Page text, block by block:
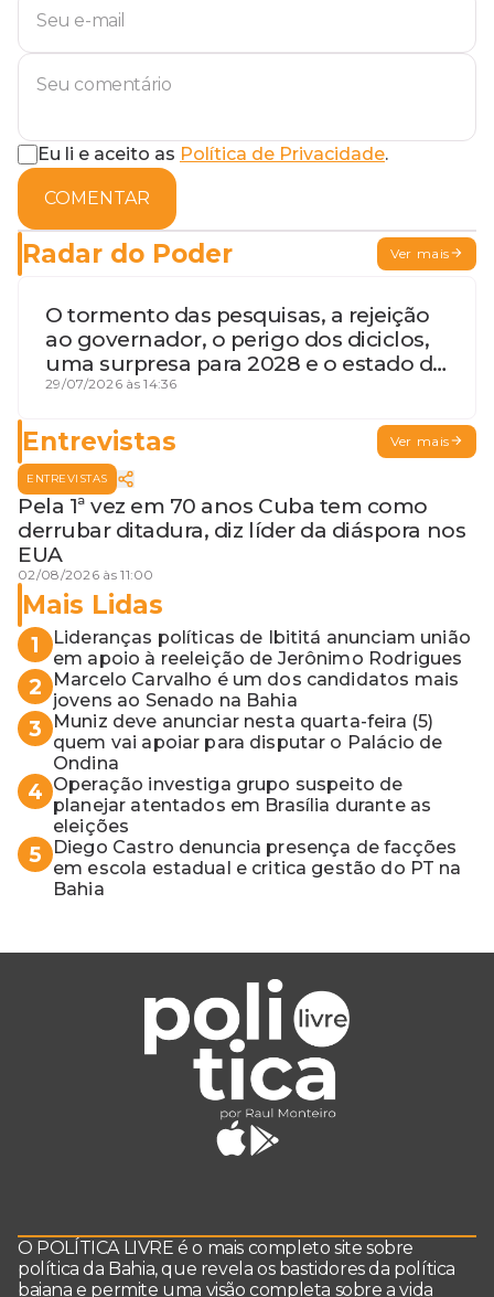
Eu li e aceito as Política de Privacidade.
COMENTAR
Radar do Poder Ver mais
O tormento das pesquisas, a rejeição
ao governador, o perigo dos diciclos,
uma surpresa para 2028 e o estado de
terceira guerra mundial
29/07/2026 às 14:36
Entrevistas Ver mais
ENTREVISTAS
Pela 1ª vez em 70 anos Cuba tem como
derrubar ditadura, diz líder da diáspora nos
EUA
02/08/2026 às 11:00
Mais Lidas
1
Lideranças políticas de Ibititá anunciam união
em apoio à reeleição de Jerônimo Rodrigues
2
Marcelo Carvalho é um dos candidatos mais
jovens ao Senado na Bahia
3
Muniz deve anunciar nesta quarta-feira (5)
quem vai apoiar para disputar o Palácio de
Ondina
4 Operação investiga grupo suspeito de
planejar atentados em Brasília durante as
eleições
5
Diego Castro denuncia presença de facções
em escola estadual e critica gestão do PT na
Bahia
O POLÍTICA LIVRE é o mais completo site sobre
política da Bahia, que revela os bastidores da política
baiana e permite uma visão completa sobre a vida